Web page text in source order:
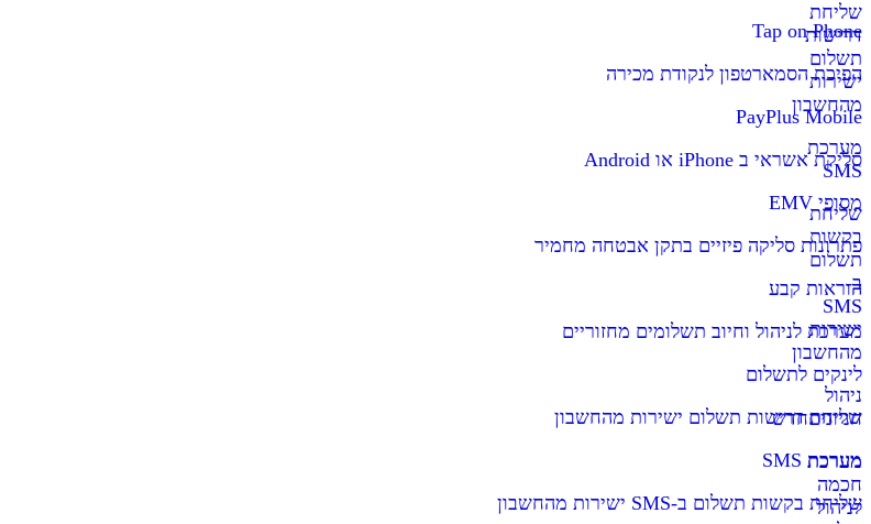
שליחת
דרישות
תשלום
ישירות
מהחשבון
מערכת
SMS
שליחת
בקשות
תשלום
ב-
SMS
ישירות
מהחשבון
ניהול
חניוניםחדש
מערכת
חכמה
לניהול
Tap on Phone
הפיכת הסמארטפון לנקודת מכירה
PayPlus Mobile
סליקת אשראי ב iPhone או Android
מסופי EMV
פתרונות סליקה פיזיים בתקן אבטחה מחמיר
הוראות קבע
מערכת לניהול וחיוב תשלומים מחזוריים
לינקים לתשלום
שליחת דרישות תשלום ישירות מהחשבון
מערכת SMS
שליחת בקשות תשלום ב-SMS ישירות מהחשבון